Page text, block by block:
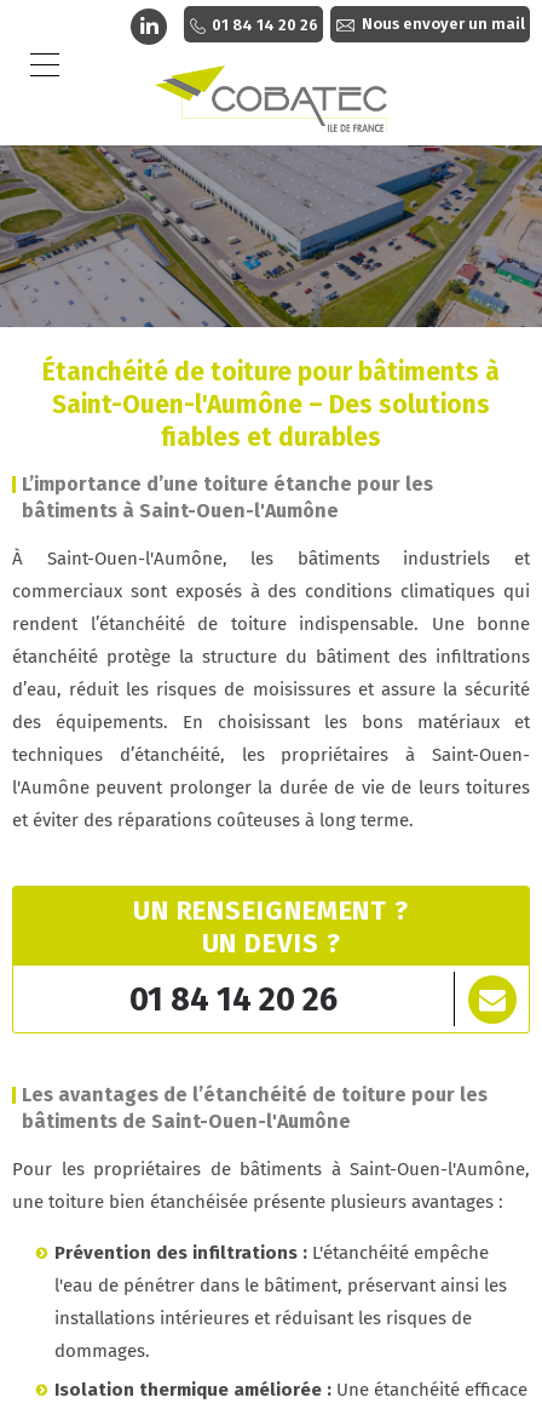
01 84 14 20 26 Nous envoyer un mail
Étanchéité de toiture pour bâtiments à
Saint-Ouen-l'Aumône – Des solutions
fiables et durables
L’importance d’une toiture étanche pour les
bâtiments à Saint-Ouen-l'Aumône
À Saint-Ouen-l'Aumône, les bâtiments industriels et
commerciaux sont exposés à des conditions climatiques qui
rendent l’étanchéité de toiture indispensable. Une bonne
étanchéité protège la structure du bâtiment des infiltrations
d’eau, réduit les risques de moisissures et assure la sécurité
des équipements. En choisissant les bons matériaux et
techniques d’étanchéité, les propriétaires à Saint-Ouen-
l'Aumône peuvent prolonger la durée de vie de leurs toitures
et éviter des réparations coûteuses à long terme.
UN RENSEIGNEMENT ?
UN DEVIS ?
01 84 14 20 26
Les avantages de l’étanchéité de toiture pour les
bâtiments de Saint-Ouen-l'Aumône
Pour les propriétaires de bâtiments à Saint-Ouen-l'Aumône,
une toiture bien étanchéisée présente plusieurs avantages :
Prévention des infiltrations : L'étanchéité empêche
l'eau de pénétrer dans le bâtiment, préservant ainsi les
installations intérieures et réduisant les risques de
dommages.
Isolation thermique améliorée : Une étanchéité efficace